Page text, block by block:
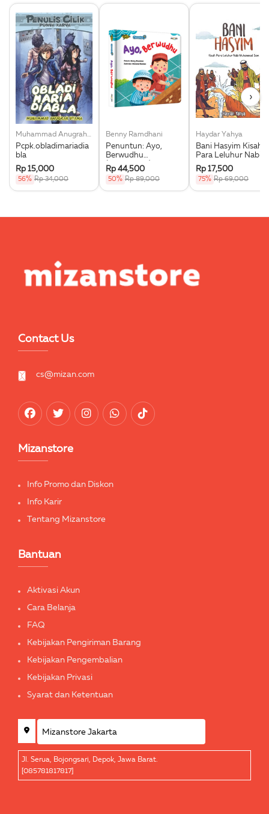
Muhammad Anugrah Utama
Pcpk.obladimariadia
bla
Rp 15,000
56% Rp 34,000
Benny Ramdhani
Penuntun: Ayo,
Berwudhu
(Boardbook)
Rp 44,500
50% Rp 89,000
Haydar Yahya
Bani Hasyim Kisah
Para Leluhur Nabi
Muhammad Saw.
Rp 17,500
75% Rp 69,000
›
Contact Us
cs@mizan.com
Mizanstore
Info Promo dan Diskon
Info Karir
Tentang Mizanstore
Bantuan
Aktivasi Akun
Cara Belanja
FAQ
Kebijakan Pengiriman Barang
Kebijakan Pengembalian
Kebijakan Privasi
Syarat dan Ketentuan
Jl. Serua, Bojongsari, Depok, Jawa Barat.
[085781817817]